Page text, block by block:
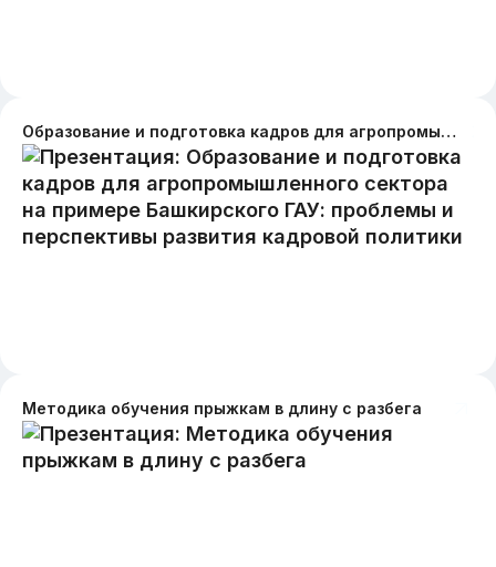
Образование и подготовка кадров для агропромышленного сектора на примере Башкирского ГАУ: проблемы и перспективы развития кадровой политики
Методика обучения прыжкам в длину с разбега